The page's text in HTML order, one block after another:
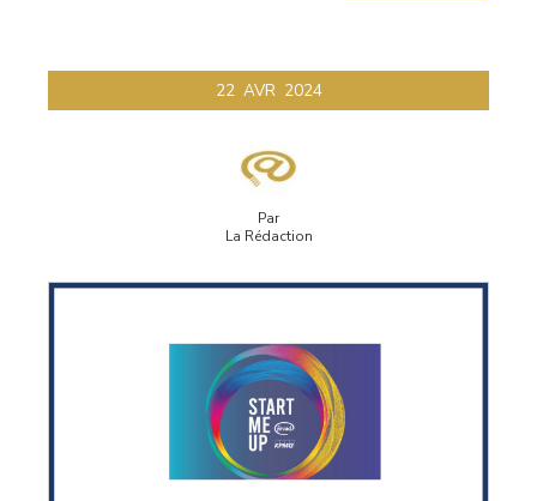
22 AVR 2024
Par
La Rédaction